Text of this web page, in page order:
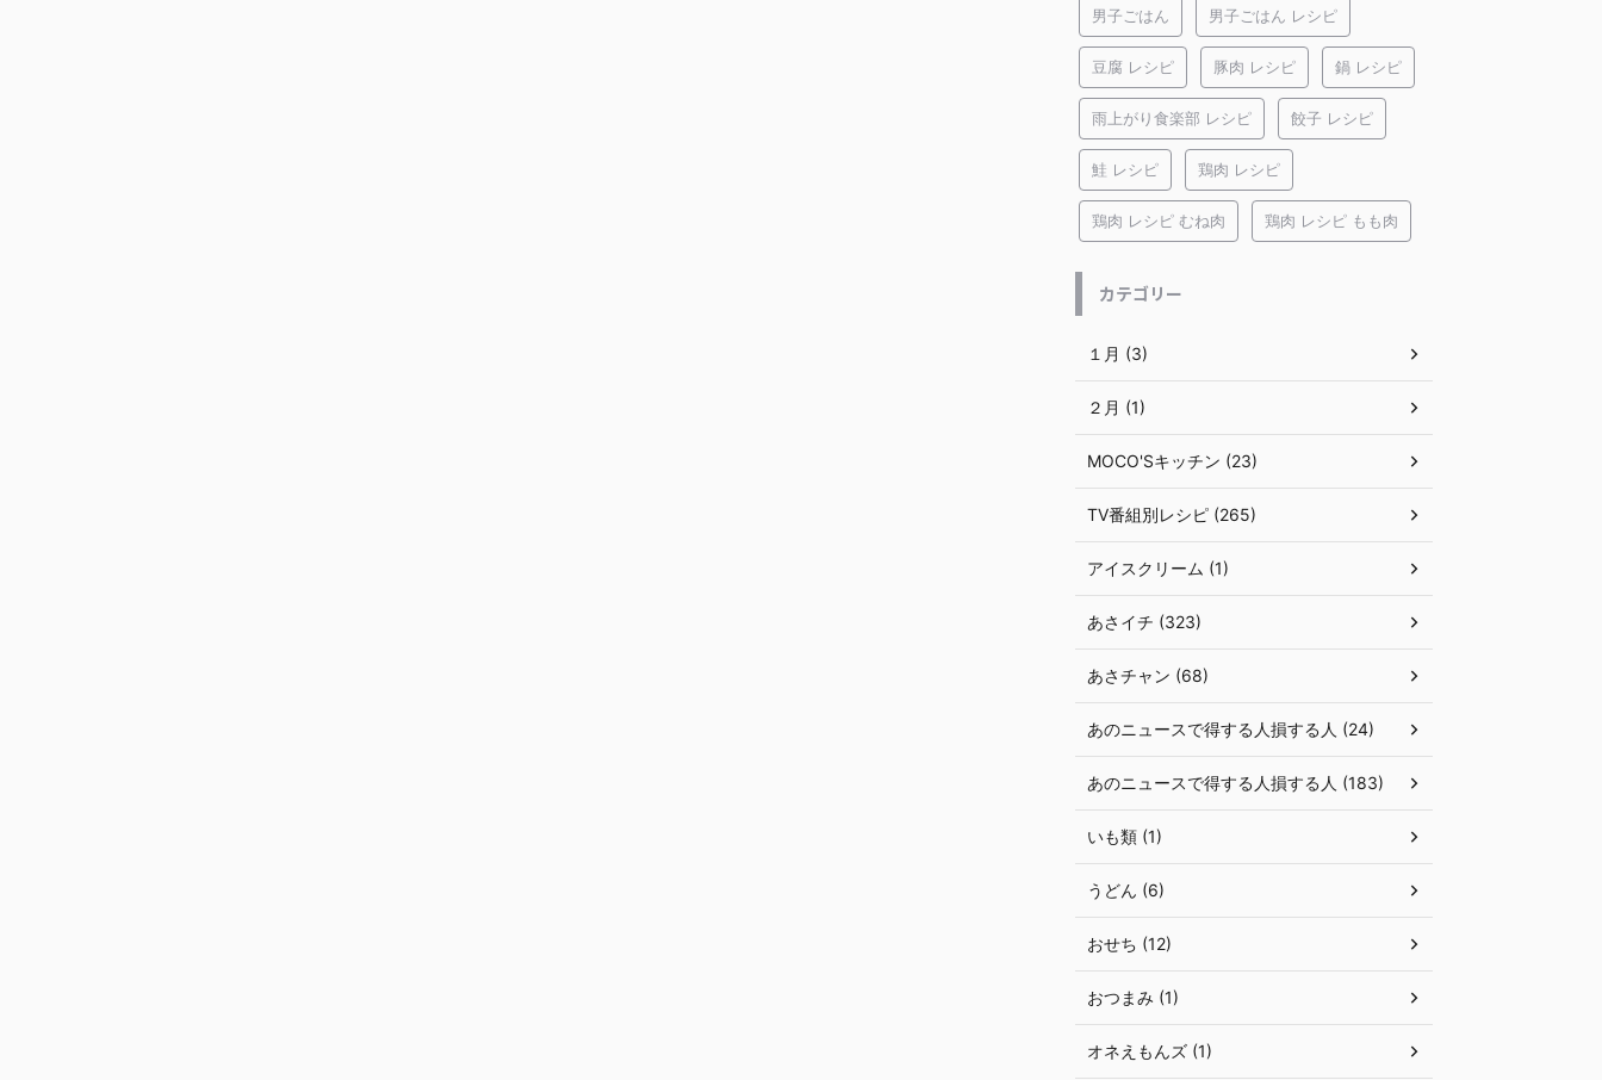
男子ごはん 男子ごはん レシピ
豆腐 レシピ 豚肉 レシピ 鍋 レシピ
雨上がり食楽部 レシピ 餃子 レシピ
鮭 レシピ 鶏肉 レシピ
鶏肉 レシピ むね肉 鶏肉 レシピ もも肉
カテゴリー
１月 (3)
２月 (1)
MOCO'Sキッチン (23)
TV番組別レシピ (265)
アイスクリーム (1)
あさイチ (323)
あさチャン (68)
あのニュースで得する人損する人 (24)
あのニュースで得する人損する人 (183)
いも類 (1)
うどん (6)
おせち (12)
おつまみ (1)
オネえもんズ (1)